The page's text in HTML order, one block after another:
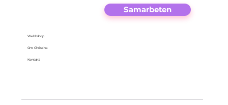
Webbshop
Om Christina
Kontakt
Samarbeten